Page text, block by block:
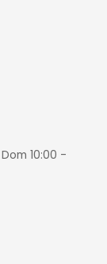
10:00 -